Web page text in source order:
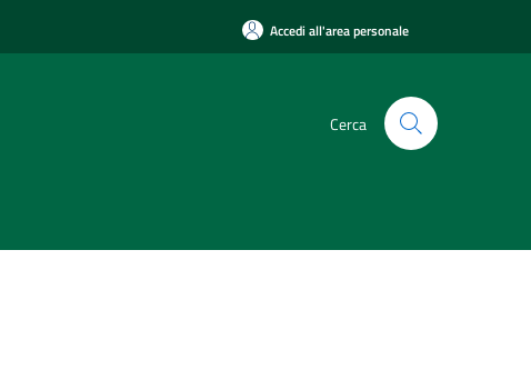
Accedi all'area personale
Cerca